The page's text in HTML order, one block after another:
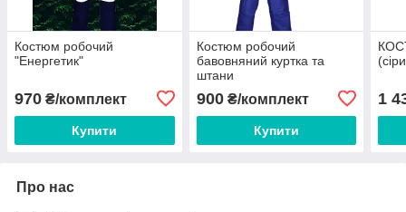
Костюм робочий
"Енергетик"
970 ₴/комплект
Купити
Костюм робочий
бавовняний куртка та
штани
900₴/комплект
Купити
1
Про нас